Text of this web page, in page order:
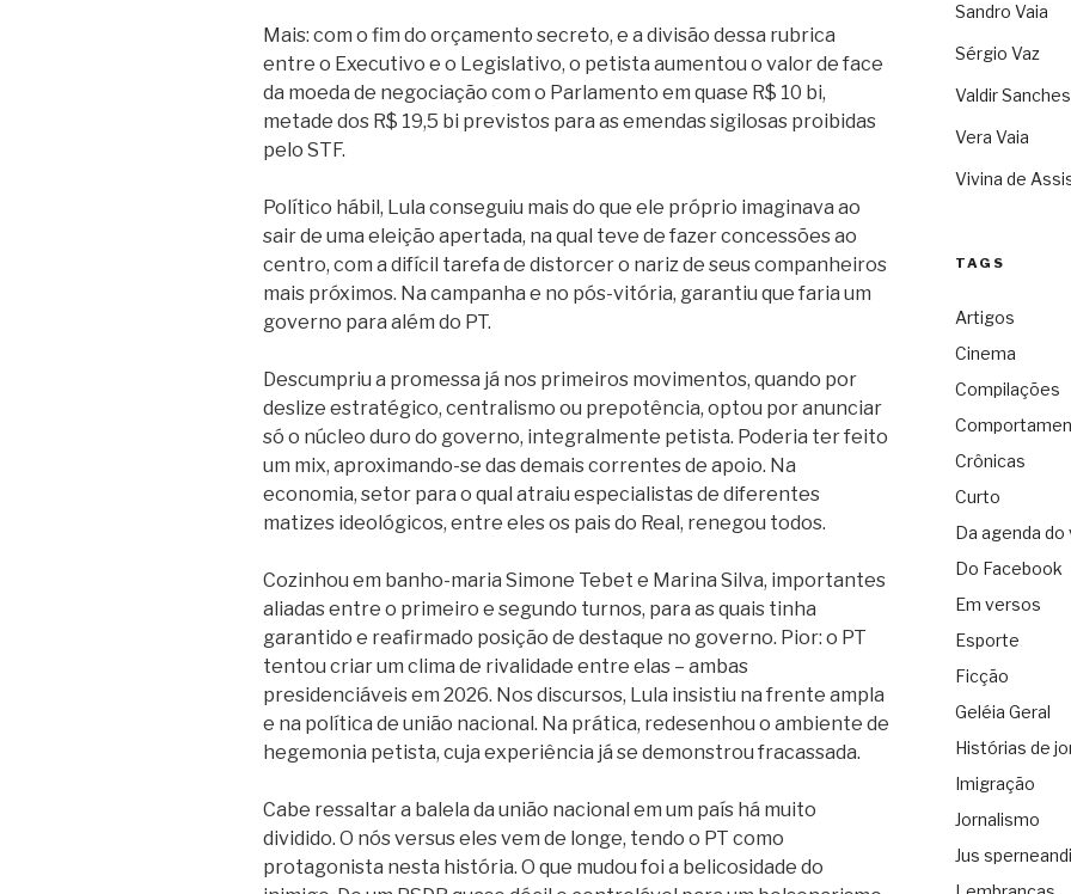
Mais: com o fim do orçamento secreto, e a divisão dessa rubrica
entre o Executivo e o Legislativo, o petista aumentou o valor de face
da moeda de negociação com o Parlamento em quase R$ 10 bi,
metade dos R$ 19,5 bi previstos para as emendas sigilosas proibidas
pelo STF.
Político hábil, Lula conseguiu mais do que ele próprio imaginava ao
sair de uma eleição apertada, na qual teve de fazer concessões ao
centro, com a difícil tarefa de distorcer o nariz de seus companheiros
mais próximos. Na campanha e no pós-vitória, garantiu que faria um
governo para além do PT.
Descumpriu a promessa já nos primeiros movimentos, quando por
deslize estratégico, centralismo ou prepotência, optou por anunciar
só o núcleo duro do governo, integralmente petista. Poderia ter feito
um mix, aproximando-se das demais correntes de apoio. Na
economia, setor para o qual atraiu especialistas de diferentes
matizes ideológicos, entre eles os pais do Real, renegou todos.
Cozinhou em banho-maria Simone Tebet e Marina Silva, importantes
aliadas entre o primeiro e segundo turnos, para as quais tinha
garantido e reafirmado posição de destaque no governo. Pior: o PT
tentou criar um clima de rivalidade entre elas – ambas
presidenciáveis em 2026. Nos discursos, Lula insistiu na frente ampla
e na política de união nacional. Na prática, redesenhou o ambiente de
hegemonia petista, cuja experiência já se demonstrou fracassada.
Cabe ressaltar a balela da união nacional em um país há muito
dividido. O nós versus eles vem de longe, tendo o PT como
protagonista nesta história. O que mudou foi a belicosidade do
Sandro Vaia
Sérgio Vaz
Valdir Sanches
Vera Vaia
Vivina de
TAGS
Artigos
Cinema
Compilações
Crônicas
Curto
Da agenda do
Do Facebook
Em versos
Esporte
Ficção
Geléia Geral
Histórias de
Imigração
Jornalismo
Jus sperneandi